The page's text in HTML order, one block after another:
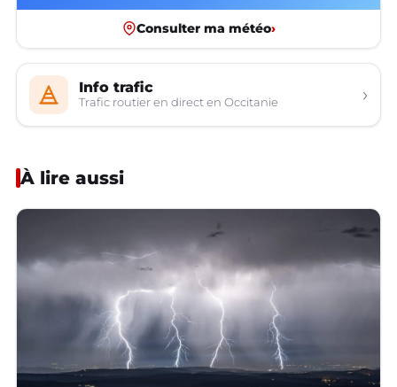
Consulter ma météo›
Info trafic
Trafic routier en direct en Occitanie ›
À lire aussi